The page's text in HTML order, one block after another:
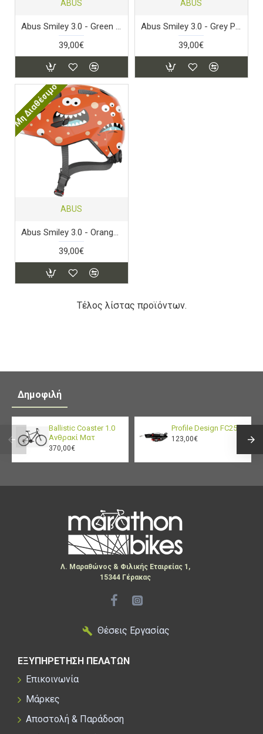
ABUS
Abus Smiley 3.0 - Green Robo
39,00€
ABUS
Abus Smiley 3.0 - Grey Police
39,00€
Μη Διαθέσιμο
ABUS
Abus Smiley 3.0 - Orange Monster
39,00€
Τέλος λίστας προϊόντων.
Δημοφιλή
Ballistic Coaster 1.0
Ανθρακί Ματ
370,00€
Profile Design FC25
123,00€
Λ. Μαραθώνος & Φιλικής Εταιρείας 1,
15344 Γέρακας
Θέσεις Εργασίας
ΕΞΥΠΗΡΕΤΗΣΗ ΠΕΛΑΤΩΝ
Επικοινωνία
Μάρκες
Αποστολή & Παράδοση